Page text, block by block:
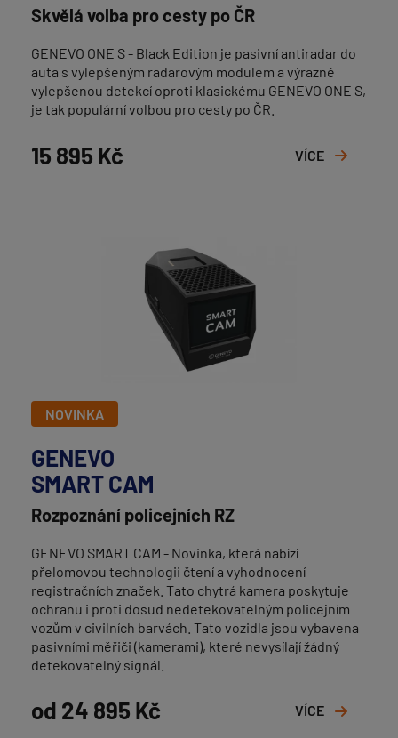
Skvělá volba pro cesty po ČR
GENEVO ONE S - Black Edition je pasivní antiradar do
auta s vylepšeným radarovým modulem a výrazně
vylepšenou detekcí oproti klasickému GENEVO ONE S,
je tak populární volbou pro cesty po ČR.
15 895 Kč VÍCE
NOVINKA
GENEVO
SMART CAM
Rozpoznání policejních RZ
GENEVO SMART CAM - Novinka, která nabízí
přelomovou technologii čtení a vyhodnocení
registračních značek. Tato chytrá kamera poskytuje
ochranu i proti dosud nedetekovatelným policejním
vozům v civilních barvách. Tato vozidla jsou vybavena
pasivními měřiči (kamerami), které nevysílají žádný
detekovatelný signál.
od 24 895 Kč VÍCE